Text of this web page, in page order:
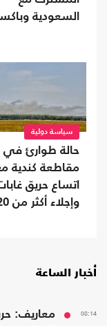
السعودية
سياسة دولية
حالة طوارئ في
مقاطعة كندية
اتساع حريق
أخبار الساعة
08:14
معاريف: